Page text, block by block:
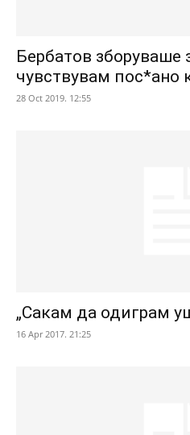
Бербатов зборуваше
чувствувам пос*ано
28 Oct 2019. 12:55
„Сакам да одиграм
16 Apr 2017. 21:25